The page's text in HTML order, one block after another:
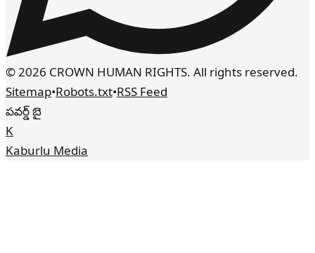
© 2026 CROWN HUMAN RIGHTS. All rights reserved.
Sitemap•Robots.txt•RSS Feed
పవర్డ్ బై
K
Kaburlu Media